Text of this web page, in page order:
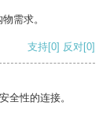
需求。
支持[0] 反对[0]
全性的连接。